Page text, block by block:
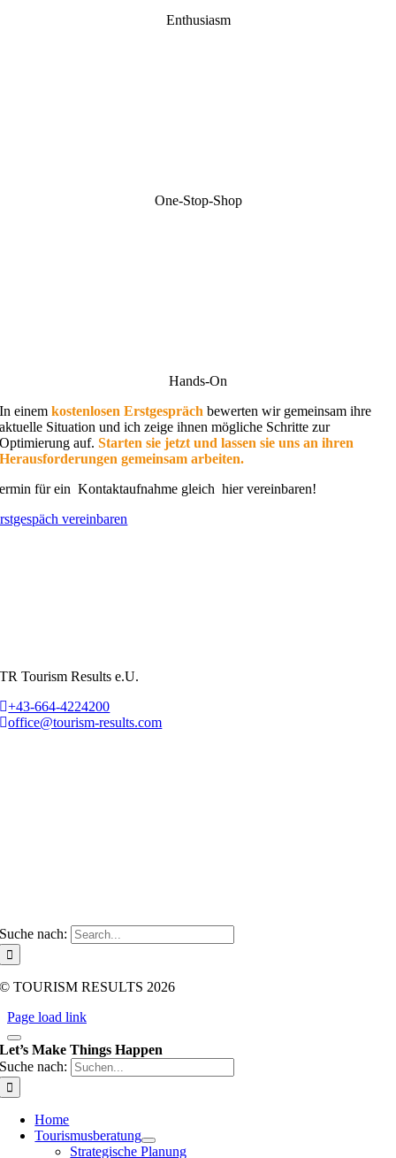
Enthusiasm
One-Stop-Shop
Hands-On
In einemkostenlosen Erstgespräch bewerten wir gemeinsam ihre
aktuelle Situation und ich zeige ihnen mögliche Schritte zur
Optimierung auf.Starten sie jetzt und lassen sie uns an ihren
Herausforderungen gemeinsam arbeiten.
für ein Kontaktaufnahme gleich hier vereinbaren!
vereinbaren
TR Tourism Results e.U.
+43-664-4224200
office@tourism-results.com
Suche nach:
© TOURISM RESULTS 2026
Page load link
Let’s Make Things Happen
Suche nach:
Home
Tourismusberatung
Strategische Planung